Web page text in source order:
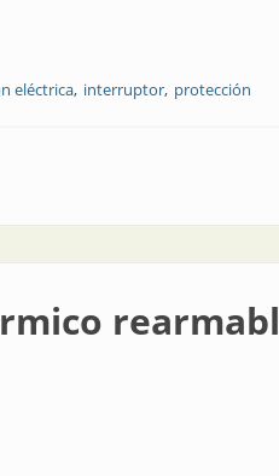
eléctrica interruptor protección
instalaciones eléctricas